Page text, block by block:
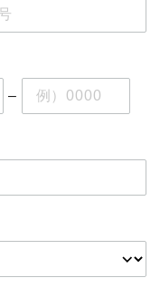
–